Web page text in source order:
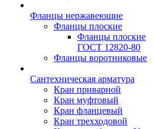
Фланцы нержавеющие
Фланцы плоские
Фланцы плоские
ГОСТ 12820-80
Фланцы воротниковые
Сантехническая арматура
Кран приварной
Кран муфтовый
Кран фланцевый
Кран трехходовой